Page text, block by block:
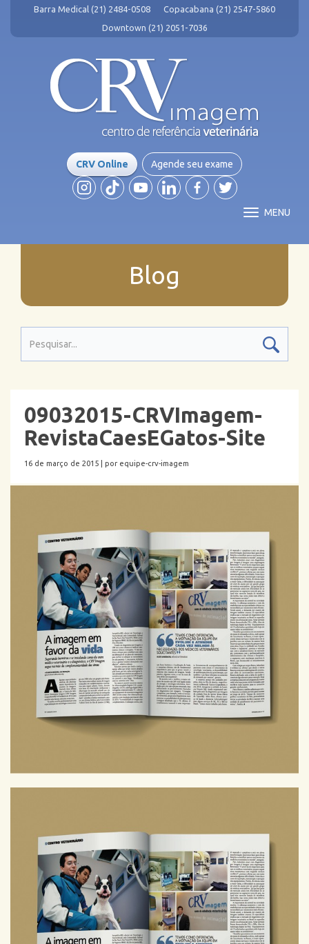
Barra Medical (21) 2484-0508
Copacabana (21) 2547-5860
Downtown (21) 2051-7036
CRV Online Agende seu exame
MENU
Blog
09032015-CRVImagem-
RevistaCaesEGatos-Site
16 de março de 2015 | por equipe-crv-imagem